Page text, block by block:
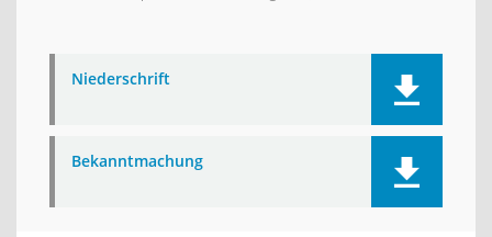
Niederschrift
Bekanntmachung